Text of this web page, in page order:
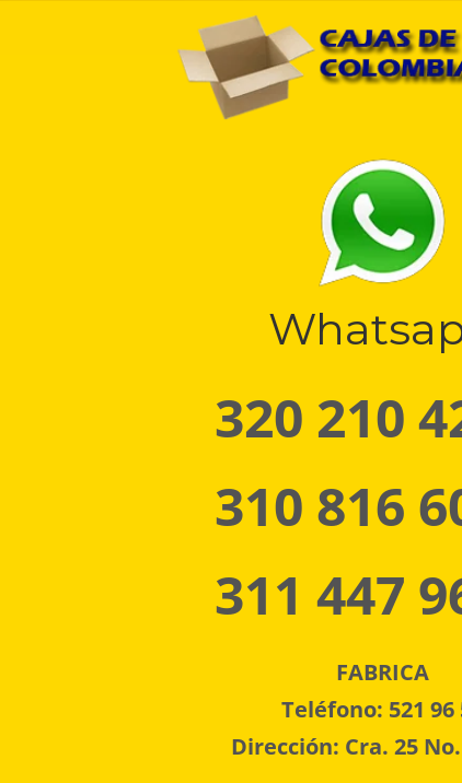
320 210
310 816
311 447
FABRICA
Teléfono: 521 96
Dirección: Cra. 25 No.